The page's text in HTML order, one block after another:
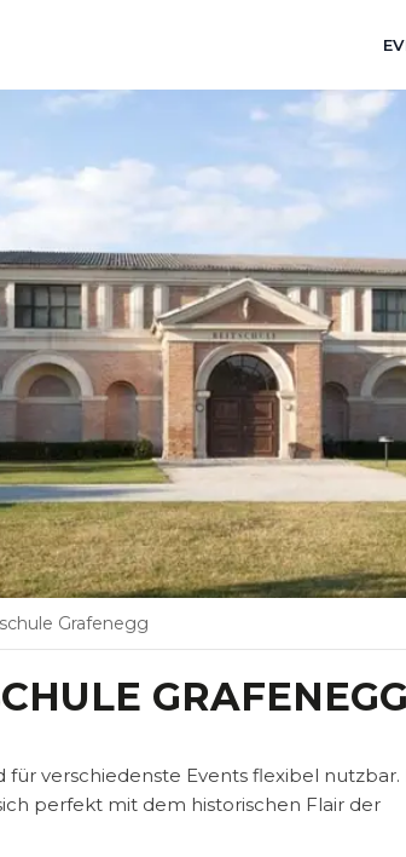
Grafenegg
GRAFENEGG
verschiedenste Events flexibel nutzbar.
perfekt mit dem historischen Flair der